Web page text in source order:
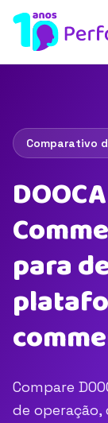
Comparativo
para
Compare
de operação,